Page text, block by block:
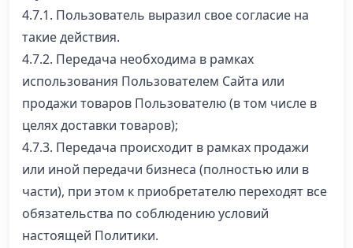
4.7.1. Пользователь выразил свое согласие на
такие действия.
4.7.2. Передача необходима в рамках
использования Пользователем Сайта или
продажи товаров Пользователю (в том числе в
целях доставки товаров);
4.7.3. Передача происходит в рамках продажи
или иной передачи бизнеса (полностью или в
части), при этом к приобретателю переходят все
обязательства по соблюдению условий
настоящей Политики.